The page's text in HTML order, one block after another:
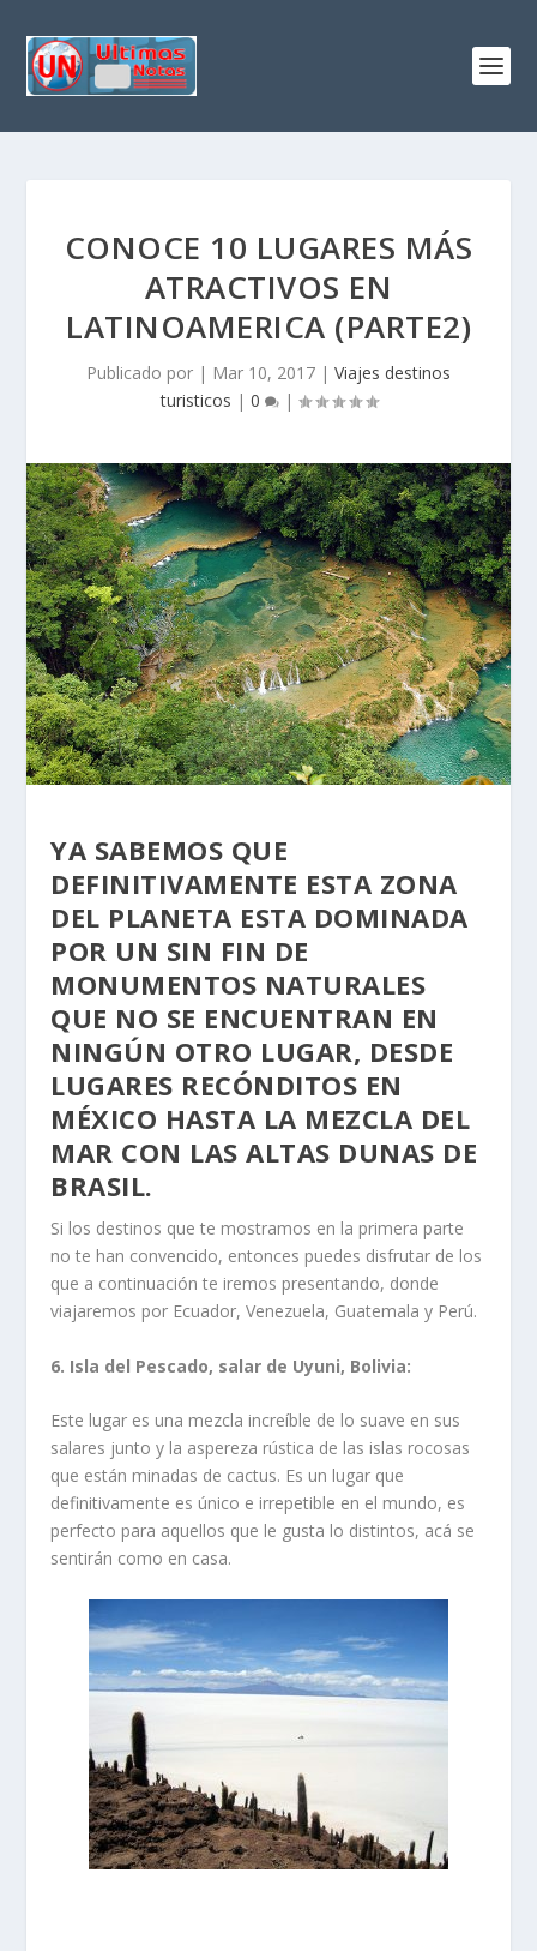
CONOCE 10 LUGARES MÁS
ATRACTIVOS EN
LATINOAMERICA (PARTE2)
Publicado por | Mar 10, 2017 | Viajes destinos
turisticos | 0 |
YA SABEMOS QUE
DEFINITIVAMENTE ESTA ZONA
DEL PLANETA ESTA DOMINADA
POR UN SIN FIN DE
MONUMENTOS NATURALES
QUE NO SE ENCUENTRAN EN
NINGÚN OTRO LUGAR, DESDE
LUGARES RECÓNDITOS EN
MÉXICO HASTA LA MEZCLA DEL
MAR CON LAS ALTAS DUNAS DE
BRASIL.
Si los destinos que te mostramos en la primera parte
no te han convencido, entonces puedes disfrutar de los
que a continuación te iremos presentando, donde
viajaremos por Ecuador, Venezuela, Guatemala y Perú.
6. Isla del Pescado, salar de Uyuni, Bolivia:
Este lugar es una mezcla increíble de lo suave en sus
salares junto y la aspereza rústica de las islas rocosas
que están minadas de cactus. Es un lugar que
definitivamente es único e irrepetible en el mundo, es
perfecto para aquellos que le gusta lo distintos, acá se
sentirán como en casa.